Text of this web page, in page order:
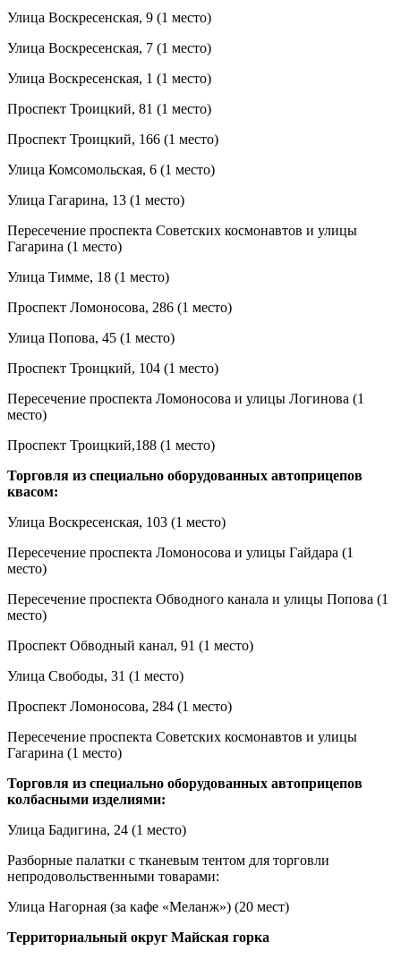
Улица Воскресенская, 9 (1 место)
Улица Воскресенская, 7 (1 место)
Улица Воскресенская, 1 (1 место)
Проспект Троицкий, 81 (1 место)
Проспект Троицкий, 166 (1 место)
Улица Комсомольская, 6 (1 место)
Улица Гагарина, 13 (1 место)
Пересечение проспекта Советских космонавтов и улицы
Гагарина (1 место)
Улица Тимме, 18 (1 место)
Проспект Ломоносова, 286 (1 место)
Улица Попова, 45 (1 место)
Проспект Троицкий, 104 (1 место)
Пересечение проспекта Ломоносова и улицы Логинова (1
место)
Проспект Троицкий,188 (1 место)
Торговля из специально оборудованных автоприцепов
квасом:
Улица Воскресенская, 103 (1 место)
Пересечение проспекта Ломоносова и улицы Гайдара (1
место)
Пересечение проспекта Обводного канала и улицы Попова (1
место)
Проспект Обводный канал, 91 (1 место)
Улица Свободы, 31 (1 место)
Проспект Ломоносова, 284 (1 место)
Пересечение проспекта Советских космонавтов и улицы
Гагарина (1 место)
Торговля из специально оборудованных автоприцепов
колбасными изделиями:
Улица Бадигина, 24 (1 место)
Разборные палатки с тканевым тентом для торговли
непродовольственными товарами:
Улица Нагорная (за кафе «Меланж») (20 мест)
Территориальный округ Майская горка